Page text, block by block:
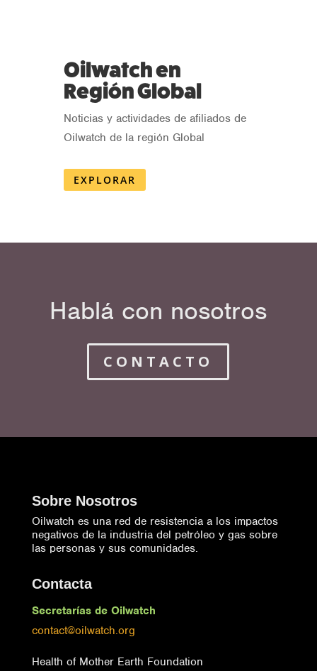
Oilwatch en
Región Global
Noticias y actividades de afiliados de
Oilwatch de la región Global
EXPLORAR
Hablá con nosotros
CONTACTO
Sobre Nosotros
Oilwatch es una red de resistencia a los impactos
negativos de la industria del petróleo y gas sobre
las personas y sus comunidades.
Contacta
Secretarías de Oilwatch
contact@oilwatch.org
Health of Mother Earth Foundation